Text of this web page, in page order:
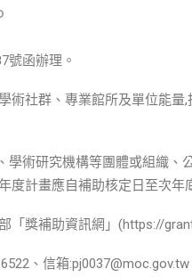
號函辦理。
術社群、專業館所及單位能
術研究機構等團體或組織
度計畫應自補助核定日至次年
「獎補助資訊網」(https://
、信箱:pj0037@moc.gov.tw